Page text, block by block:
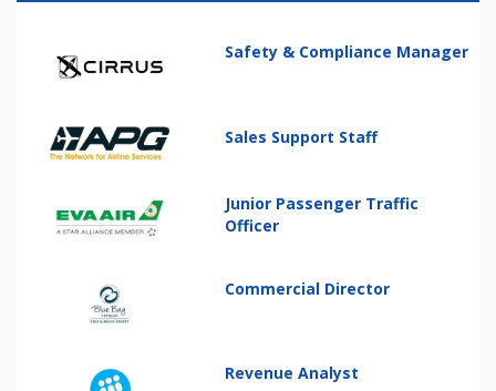
Safety & Compliance Manager
Sales Support Staff
Junior Passenger Traffic
Officer
Commercial Director
Revenue Analyst